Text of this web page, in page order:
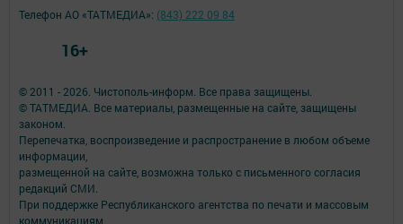
© 2011 - 2026. Чистополь-информ. Все права защищены.
© ТАТМЕДИА. Все материалы, размещенные на сайте, защищены
законом.
Перепечатка, воспроизведение и распространение в любом объеме
информации,
размещенной на сайте, возможна только с письменного согласия
редакций СМИ.
При поддержке Республиканского агентства по печати и массовым
коммуникациям.
Телефон АО «ТАТМЕДИА»: (843) 222 09 84
16+